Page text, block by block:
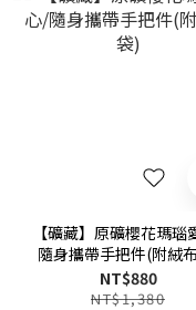
【礦藏】原礦櫻花瑪瑙
隨身攜帶手把件(附絨
NT$880
NT$1,380